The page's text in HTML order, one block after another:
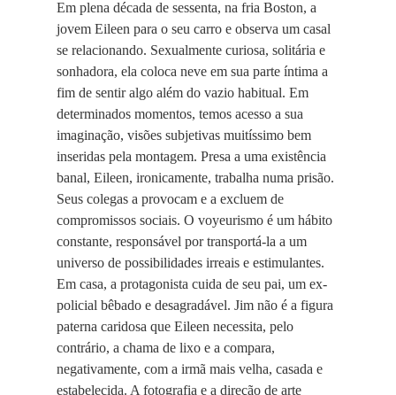
Em plena década de sessenta, na fria Boston, a
jovem Eileen para o seu carro e observa um casal
se relacionando. Sexualmente curiosa, solitária e
sonhadora, ela coloca neve em sua parte íntima a
fim de sentir algo além do vazio habitual. Em
determinados momentos, temos acesso a sua
imaginação, visões subjetivas muitíssimo bem
inseridas pela montagem. Presa a uma existência
banal, Eileen, ironicamente, trabalha numa prisão.
Seus colegas a provocam e a excluem de
compromissos sociais. O voyeurismo é um hábito
constante, responsável por transportá-la a um
universo de possibilidades irreais e estimulantes.
Em casa, a protagonista cuida de seu pai, um ex-
policial bêbado e desagradável. Jim não é a figura
paterna caridosa que Eileen necessita, pelo
contrário, a chama de lixo e a compara,
negativamente, com a irmã mais velha, casada e
estabelecida. A fotografia e a direção de arte